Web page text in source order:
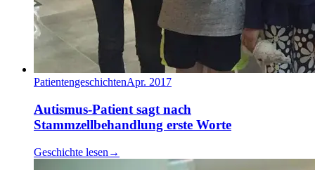
PatientengeschichtenApr. 2017
Autismus-Patient sagt nach
Stammzellbehandlung erste Worte
Geschichte lesen →